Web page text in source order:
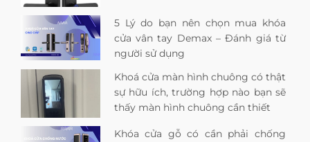
5 Lý do bạn nên chọn mua khóa
cửa vân tay Demax – Đánh giá từ
người sử dụng
Khoá cửa màn hình chuông có thật
sự hữu ích, trường hợp nào bạn sẽ
thấy màn hình chuông cần thiết
Khóa cửa gỗ có cần phải chống